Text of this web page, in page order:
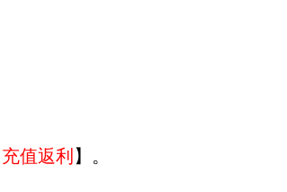
充值返利 】。